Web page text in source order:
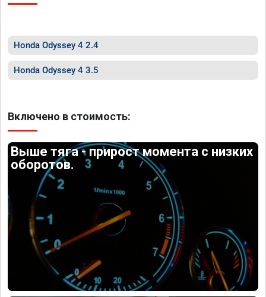
Honda Odyssey 4 2.4
Honda Odyssey 4 3.5
Включено в стоимость:
Выше тяга - прирост момента с низких
оборотов.